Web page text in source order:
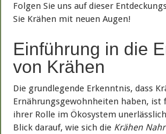
Folgen Sie uns auf dieser
Sie Krähen mit neuen Augen!
Einführung in die
von Krähen
Die grundlegende Erkenntnis, dass
Ernährungsgewohnheiten haben, ist
ihrer Rolle im Ökosystem
Blick darauf, wie sich die Krähen